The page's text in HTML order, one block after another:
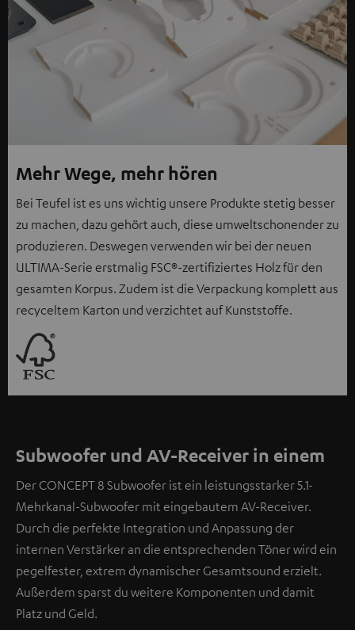
Mehr Wege, mehr hören
Bei Teufel ist es uns wichtig unsere Produkte stetig besser
zu machen, dazu gehört auch, diese umweltschonender zu
produzieren. Deswegen verwenden wir bei der neuen
ULTIMA-Serie erstmalig FSC®-zertifiziertes Holz für den
gesamten Korpus. Zudem ist die Verpackung komplett aus
recyceltem Karton und verzichtet auf Kunststoffe.
Subwoofer und AV-Receiver in einem
Der CONCEPT 8 Subwoofer ist ein leistungsstarker 5.1-
Mehrkanal-Subwoofer mit eingebautem AV-Receiver.
Durch die perfekte Integration und Anpassung der
internen Verstärker an die entsprechenden Töner wird ein
pegelfester, extrem dynamischer Gesamtsound erzielt.
Außerdem sparst du weitere Komponenten und damit
Platz und Geld.